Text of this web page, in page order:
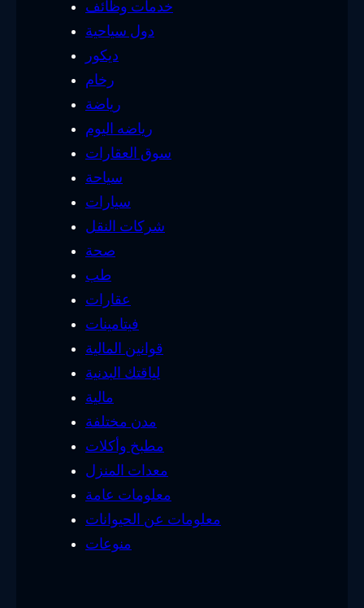
خدمات وظائف
دول سياحية
ديكور
رخام
رياضة
رياضه اليوم
سوق العقارات
سياحة
سيارات
شركات النقل
صحة
طب
عقارات
فيتامينات
قوانين المالية
لياقتك البدنية
مالية
مدن مختلفة
مطبخ وأكلات
معدات المنزل
معلومات عامة
معلومات عن الحيوانات
منوعات